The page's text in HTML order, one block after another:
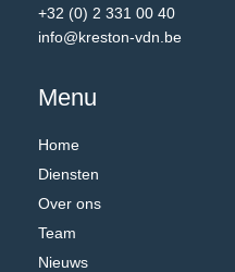
+32 (0) 2 331 00 40
info@kreston-vdn.be
Menu
Home
Diensten
Over ons
Team
Nieuws